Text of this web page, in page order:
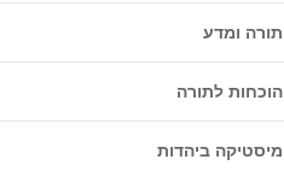
תורה ומדע
הוכחות לתורה
מיסטיקה ביהדות